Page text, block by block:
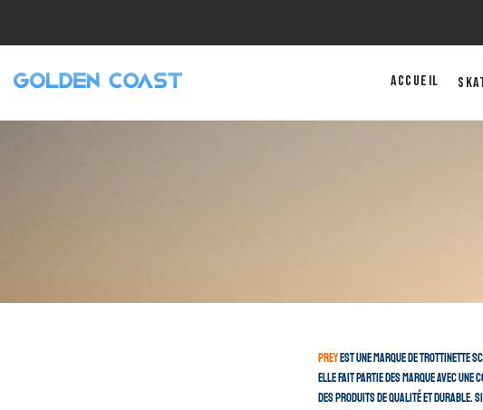
Accueil
Prey est une marque de trottinette
Elle fait partie des marque avec une
des produits de qualité et durable.